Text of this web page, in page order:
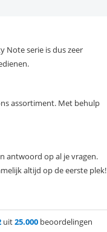
Note serie is dus zeer
assortiment. Met behulp
antwoord op al je vragen.
altijd op de eerste plek!
uit25.000 beoordelingen